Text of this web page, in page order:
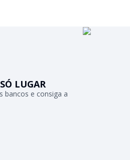
LUGAR
bancos e consiga a